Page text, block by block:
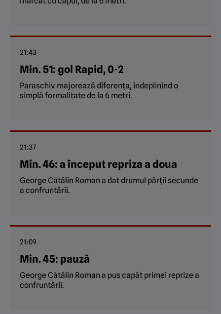
21:43
Min. 51: gol Rapid, 0-2
Paraschiv majorează diferența, îndeplinind o
simplă formalitate de la 6 metri.
21:37
Min. 46: a început repriza a doua
George Cătălin Roman a dat drumul părții secunde
a confruntării.
21:09
Min. 45: pauză
George Cătălin Roman a pus capăt primei reprize a
confruntării.